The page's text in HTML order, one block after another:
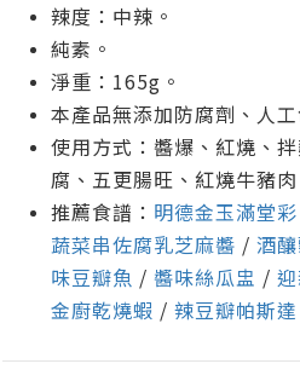
辣度：中辣。
純素。
淨重：165g。
本產品無添加防腐劑、人
使用方式：醬爆、紅燒、
腐、五更腸旺、紅燒牛豬
推薦食譜： 明德金玉滿堂彩
蔬菜串佐腐乳芝麻醬 / 酒
味豆瓣魚 / 醬味絲瓜盅 /
金廚乾燒蝦 / 辣豆瓣帕斯達